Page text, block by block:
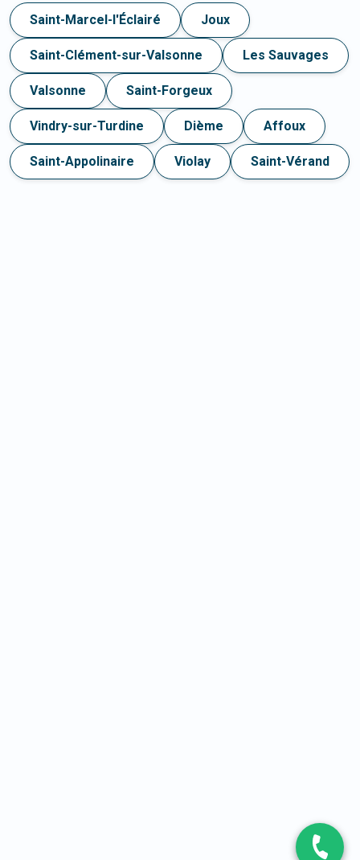
Saint-Marcel-l'Éclairé Joux
Saint-Clément-sur-Valsonne Les Sauvages
Valsonne Saint-Forgeux
Vindry-sur-Turdine Dième Affoux
Saint-Appolinaire Violay Saint-Vérand